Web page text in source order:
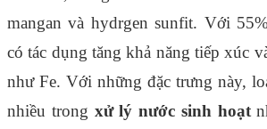
mangan và hydrgen sunfit. Với
có tác dụng tăng khả năng tiếp xúc
như Fe. Với những đặc trưng này,
nhiều trong xử lý nước sinh hoạt